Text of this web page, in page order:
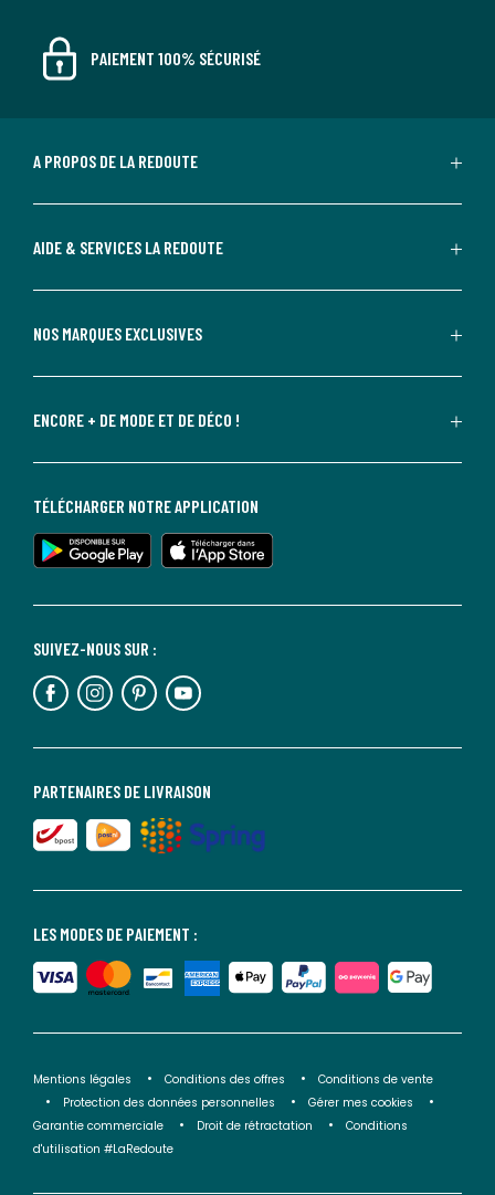
PAIEMENT 100% SÉCURISÉ
A PROPOS DE LA REDOUTE
AIDE & SERVICES LA REDOUTE
NOS MARQUES EXCLUSIVES
ENCORE + DE MODE ET DE DÉCO !
LES MODES DE PAIEMENT :
PARTENAIRES DE LIVRAISON
SUIVEZ-NOUS SUR :
TÉLÉCHARGER NOTRE APPLICATION
Mentions légales Conditions des offres
Conditions de vente
Protection des données personnelles
Gérer mes cookies
Garantie commerciale
Droit de rétractation
Conditions
d'utilisation #LaRedoute